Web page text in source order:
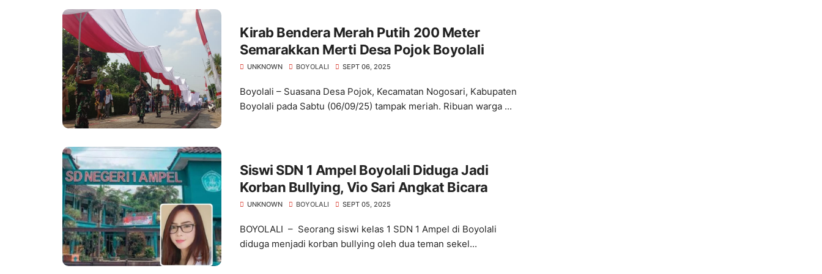
Kirab Bendera Merah Putih 200 Meter
Semarakkan Merti Desa Pojok Boyolali
UNKNOWN BOYOLALI SEPT 06, 2025
Boyolali – Suasana Desa Pojok, Kecamatan Nogosari, Kabupaten
Boyolali pada Sabtu (06/09/25) tampak meriah. Ribuan warga ...
Siswi SDN 1 Ampel Boyolali Diduga Jadi
Korban Bullying, Vio Sari Angkat Bicara
UNKNOWN BOYOLALI SEPT 05, 2025
BOYOLALI – Seorang siswi kelas 1 SDN 1 Ampel di Boyolali
diduga menjadi korban bullying oleh dua teman sekel...